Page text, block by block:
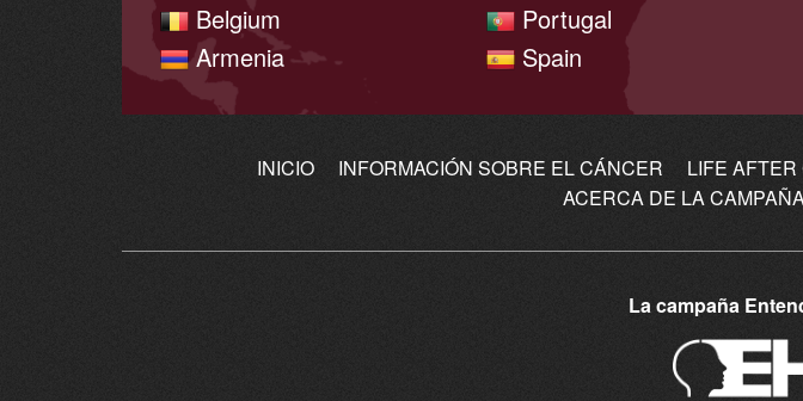
Belgium
Armenia
Portugal
Spain
INICIO INFORMACIÓN SOBRE EL CÁNCER LIFE
ACERCA DE LA
La campaña